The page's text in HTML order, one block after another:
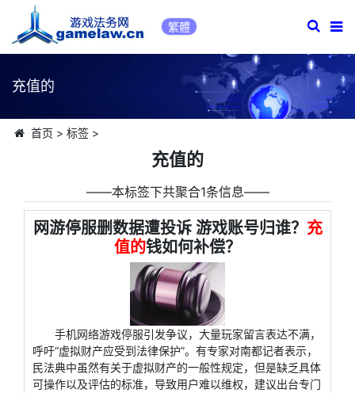
繁體
充值的
首页 > 标签>
充值的
――本标签下共聚合1条信息――
网游停服删数据遭投诉 游戏账号归谁？ 充
值的钱如何补偿？
手机网络游戏停服引发争议，大量玩家留言表达不满，
呼吁“虚拟财产应受到法律保护”。有专家对南都记者表示，
民法典中虽然有关于虚拟财产的一般性规定，但是缺乏具体
可操作以及评估的标准，导致用户难以维权，建议出台专门